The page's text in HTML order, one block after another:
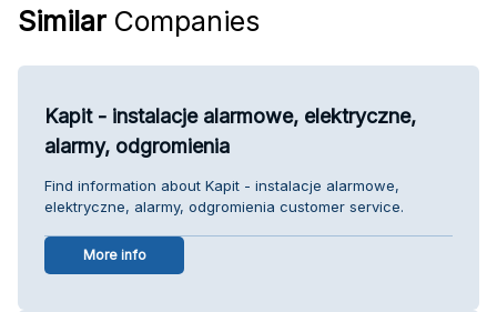
Similar Companies
Kapit - instalacje alarmowe, elektryczne,
alarmy, odgromienia
Find information about Kapit - instalacje alarmowe,
elektryczne, alarmy, odgromienia customer service.
More info